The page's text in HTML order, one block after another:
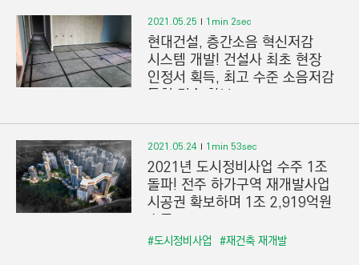
2021.05.25 1min 2sec
현대건설, 층간소음 혁신저감
시스템 개발! 건설사 최초 현장
인정서 획득, 최고 수준 소음저감
특허 기술 확보
2021.05.24 1min 53sec
2021년 도시정비사업 수주 1조
돌파! 전주 하가구역 재개발사업
시공권 확보하며 1조 2,919억원
수주
#도시정비사업 #재건축 재개발